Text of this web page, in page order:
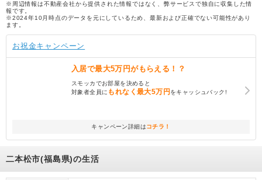
※周辺情報は不動産会社から提供された情報ではなく、弊サービスで独自に収集した情
報です。
※2024年10月時点のデータを元にしているため、最新および正確でない可能性があり
ます。
お祝金キャンペーン
入居で最大5万円がもらえる！？
スモッカでお部屋を決めると
対象者全員に もれなく最大5万円 をキャッシュバック!
キャンペーン詳細はコチラ！
二本松市(福島県)の生活